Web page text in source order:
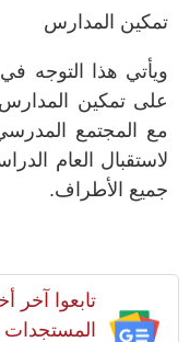
تمكين المدارس
ويأتي هذا التوجه
على تمكين
مع المجتمع
لاستقبال العام
جميع الأطراف.
تابعوا آخر